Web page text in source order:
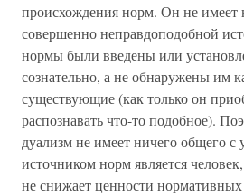
происхождения норм. Он не имеет
совершенно неправдоподобной
нормы были введены или
сознательно, а не обнаружены им
существующие (как только он
распознавать что-то подобное).
дуализм не имеет ничего общего с
источником норм является
не снижает ценности